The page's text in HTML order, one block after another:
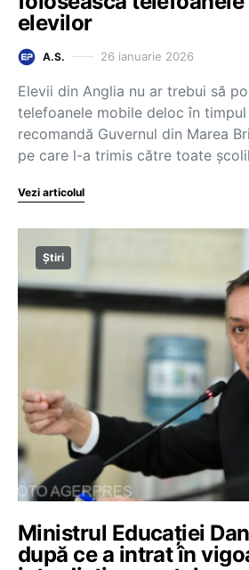
elevilor
A.S. 26 ianuarie 2026
Elevii din Anglia nu ar trebui să
telefoanele mobile deloc în
recomandă Guvernul din Marea
pe care l-a trimis către toate
Vezi articolul
Știri
Ministrul Educației
după ce a intrat în